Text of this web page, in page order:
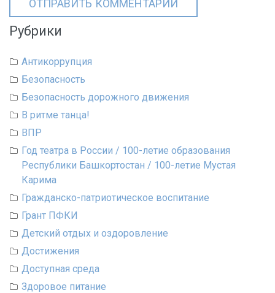
Рубрики
Антикоррупция
Безопасность
Безопасность дорожного движения
В ритме танца!
ВПР
Год театра в России / 100-летие образования
Республики Башкортостан / 100-летие Мустая
Карима
Гражданско-патриотическое воспитание
Грант ПФКИ
Детский отдых и оздоровление
Достижения
Доступная среда
Здоровое питание